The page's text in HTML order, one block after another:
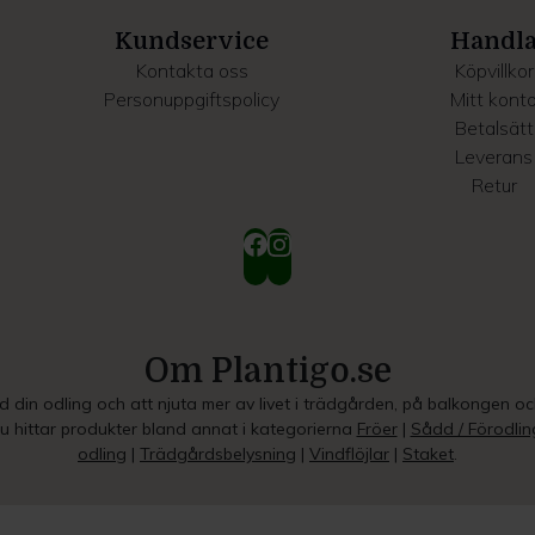
Kundservice
Kontakta oss
Personuppgiftspolicy
Köpvillkor
Mitt
Betalsätt
Leverans
Retur
Om Plantigo.se
odling och att njuta mer av livet i trädgården, på balkongen
hittar produkter bland annat i kategorierna Fröer| Sådd /
odling | Trädgårdsbelysning | Vindflöjlar | Staket.